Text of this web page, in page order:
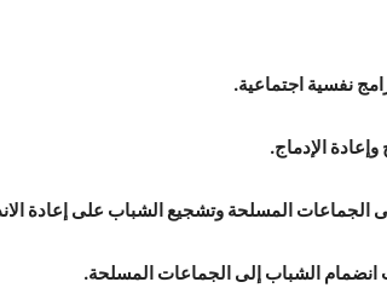
نفسية اجتماعية.
الإدماج.
الجماعات المسلحة وتشجيع الشباب على إعادة
الشباب إلى الجماعات المسلحة.